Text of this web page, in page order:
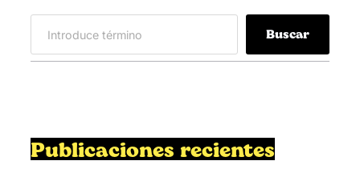
d
r
a
a
Buscar
Publicaciones recientes